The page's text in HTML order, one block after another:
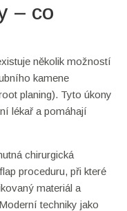
– co
několik možností
kamene
planing). Tyto úkony
lékař a pomáhají
chirurgická
proceduru, při které
materiál a
techniky jako